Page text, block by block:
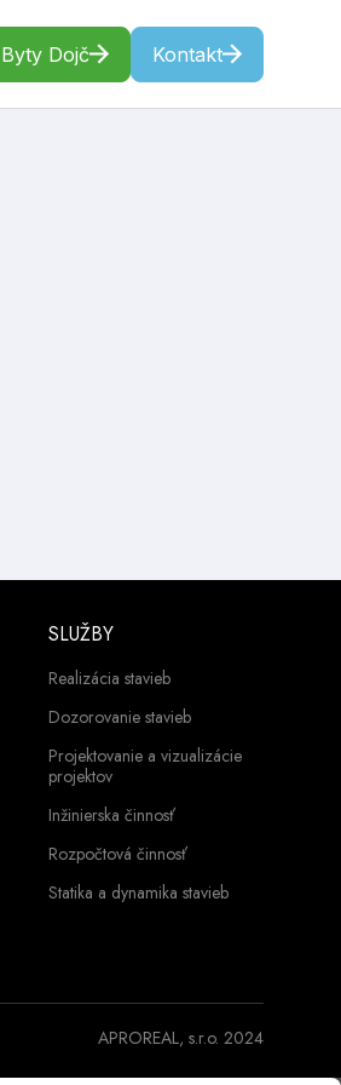
Byty Dojč Kontakt
SLUŽBY
Realizácia stavieb
Dozorovanie stavieb
Projektovanie a vizualizácie
projektov
Inžinierska činnosť
Rozpočtová činnosť
Statika a dynamika stavieb
APROREAL, s.r.o. 2024